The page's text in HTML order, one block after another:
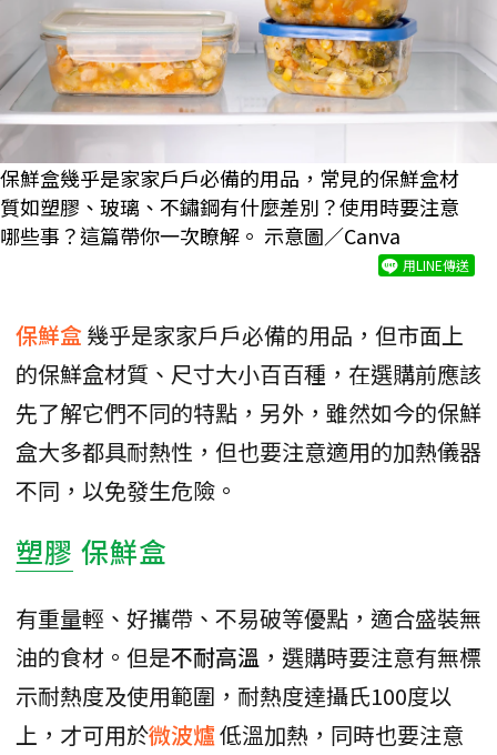
保鮮盒幾乎是家家戶戶必備的用品，常見的保鮮盒材
質如塑膠、玻璃、不鏽鋼有什麼差別？使用時要注意
哪些事？這篇帶你一次瞭解。 示意圖／Canva
用LINE傳送
保鮮盒 幾乎是家家戶戶必備的用品，但市面上
的保鮮盒材質、尺寸大小百百種，在選購前應該
先了解它們不同的特點，另外，雖然如今的保鮮
盒大多都具耐熱性，但也要注意適用的加熱儀器
不同，以免發生危險。
塑膠 保鮮盒
有重量輕、好攜帶、不易破等優點，適合盛裝無
油的食材。但是不耐高溫 ，選購時要注意有無標
示耐熱度及使用範圍，耐熱度達攝氏100度以
上，才可用於微波爐低溫加熱，同時也要注意